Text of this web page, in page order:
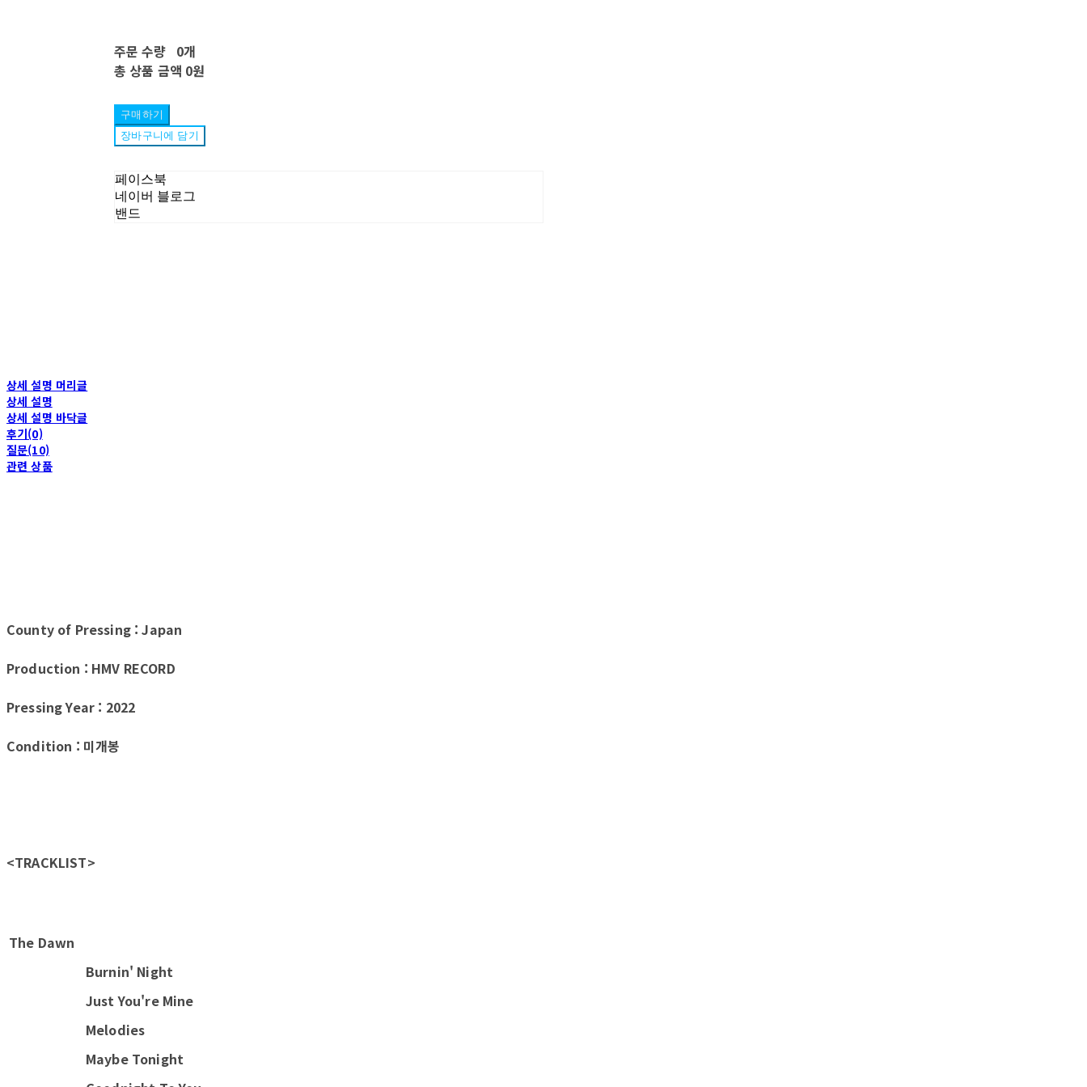
주문 수량 0개
총 상품 금액 0원
구매하기
장바구니에 담기
페이스북
네이버 블로그
밴드
상세 설명 머리글
상세 설명
상세 설명 바닥글
후기(0)
질문(10)
관련 상품
County of Pressing : Japan
Production : HMV RECORD
Pressing Year : 2022
Condition : 미개봉
<TRACKLIST>
The Dawn
Burnin' Night
Just You're Mine
Melodies
Maybe Tonight